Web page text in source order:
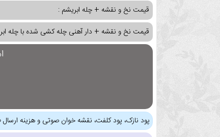
قیمت نخ و نقشه + چله ابریشم :
قیمت نخ و نقشه + دار آهنی چله کشی شده با چله
پود نازک، پود کلفت، نقشه خوان صوتی و هزینه